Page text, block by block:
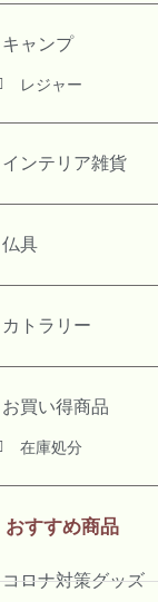
キャンプ
レジャー
インテリア雑貨
仏具
カトラリー
お買い得商品
在庫処分
おすすめ商品
コロナ対策グッズ